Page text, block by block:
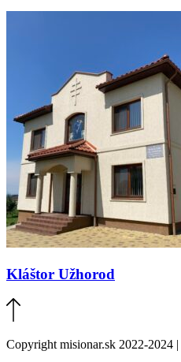
Kláštor Užhorod
Copyright misionar.sk 2022-2024